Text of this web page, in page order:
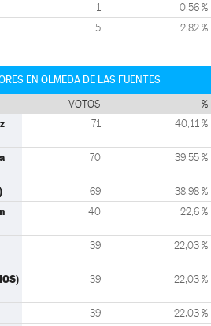
1 0,56 %
5 2,82 %
EN OLMEDA DE LAS FUENTES
VOTOS %
71 40,11 %
70 39,55 %
69 38,98 %
40 22,6 %
39 22,03 %
39 22,03 %
39 22,03 %